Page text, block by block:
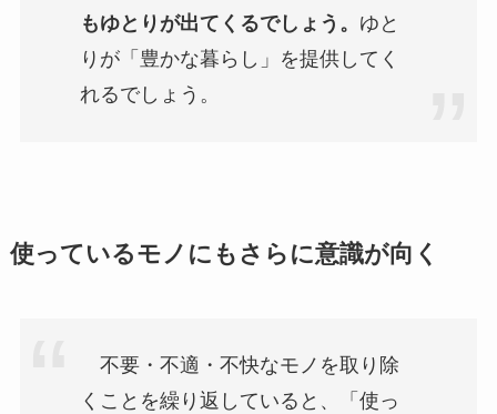
もゆとりが出てくるでしょう。 ゆと
りが「豊かな暮らし」を提供してく
れるでしょう。
使っているモノにもさらに意識が向く
不要・不適・不快なモノを取り除
くことを繰り返していると、「使っ